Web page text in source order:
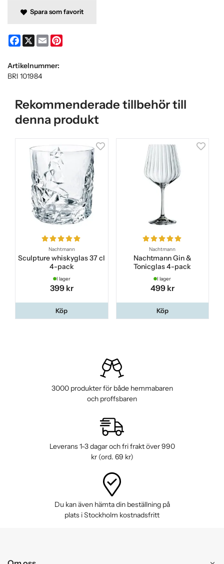
Spara som favorit
Facebook
X Email
Artikelnummer:
BRI 101984
Rekommenderade tillbehör till
denna produkt
Nachtmann
Sculpture whiskyglas 37 cl
4-pack
I lager
399 kr
Köp
Nachtmann
Nachtmann Gin &
Tonicglas 4-pack
I lager
499 kr
Köp
3000 produkter för både hemmabaren
och proffsbaren
Leverans 1-3 dagar och fri frakt över 990
kr (ord. 69 kr)
Du kan även hämta din beställning på
plats i Stockholm kostnadsfritt